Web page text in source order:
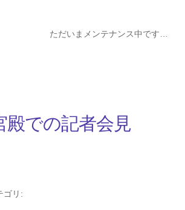
ただいまメンテナンス中です…
殿での記者会見
ゴリ: